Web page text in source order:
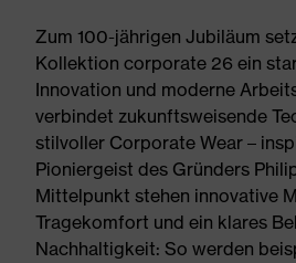
Zum 100-jährigen Jubiläum
Kollektion corporate 26 ein
Innovation und moderne
verbindet zukunftsweisende
stilvoller Corporate Wear –
Pioniergeist des Gründers
Mittelpunkt stehen innovative
Tragekomfort und ein klares
Nachhaltigkeit: So werden